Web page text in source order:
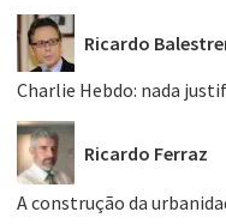
Ricardo
Charlie Hebdo: nada
Ricardo Ferraz
A construção da